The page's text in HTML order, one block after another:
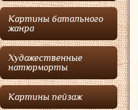
Картины батального
жанра
Художественные
натюрморты
Картины пейзаж